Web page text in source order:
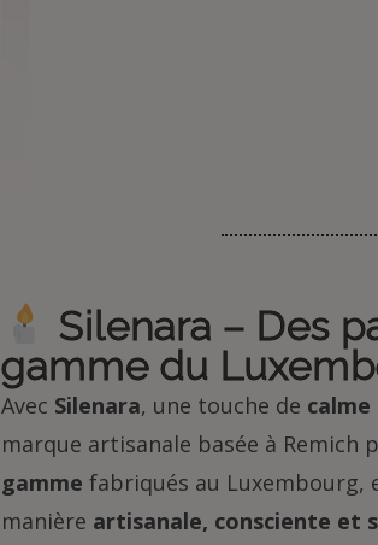
Silenara – Des
gamme du
Avec Silenara, une touche de calme
marque artisanale basée à Remich
gamme fabriqués au Luxembourg,
manière artisanale, consciente et